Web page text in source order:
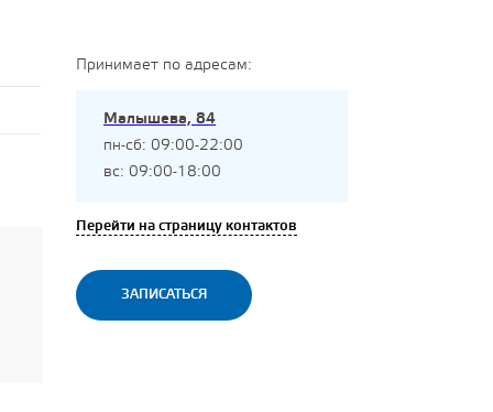
Принимает по адресам:
Малышева, 84
пн-сб: 09:00-22:00
вс: 09:00-18:00
Перейти на страницу контактов
ЗАПИСАТЬСЯ